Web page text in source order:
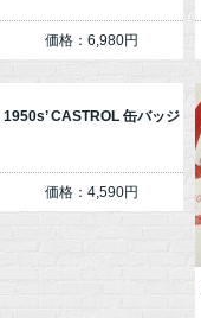
価格：6,980円
1950s’ CASTROL 缶バッジ
価格：4,590円